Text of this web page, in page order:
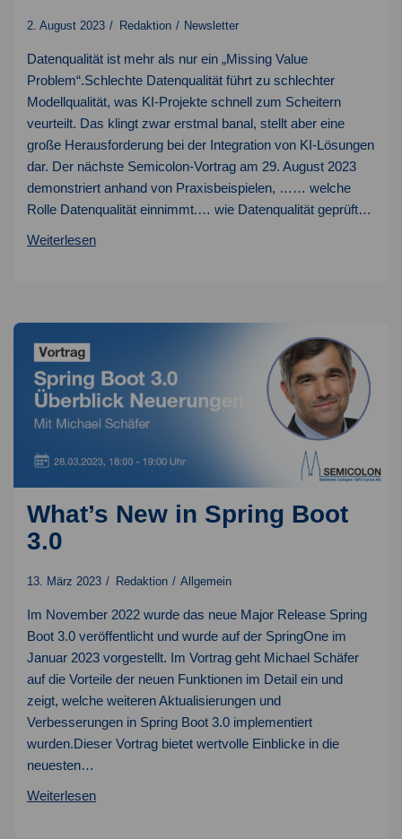
2. August 2023 Redaktion Newsletter
Datenqualität ist mehr als nur ein „Missing Value
Problem“.Schlechte Datenqualität führt zu schlechter
Modellqualität, was KI-Projekte schnell zum Scheitern
veurteilt. Das klingt zwar erstmal banal, stellt aber eine
große Herausforderung bei der Integration von KI-Lösungen
dar. Der nächste Semicolon-Vortrag am 29. August 2023
demonstriert anhand von Praxisbeispielen, …… welche
Rolle Datenqualität einnimmt.… wie Datenqualität geprüft…
WeiterlesenDatenqualität
erfolgreiche
Projekte
What’s New in Spring Boot
3.0
13. März 2023 Redaktion Allgemein
Im November 2022 wurde das neue Major Release Spring
Boot 3.0 veröffentlicht und wurde auf der SpringOne im
Januar 2023 vorgestellt. Im Vortrag geht Michael Schäfer
auf die Vorteile der neuen Funktionen im Detail ein und
zeigt, welche weiteren Aktualisierungen und
Verbesserungen in Spring Boot 3.0 implementiert
wurden.Dieser Vortrag bietet wertvolle Einblicke in die
neuesten…
WeiterlesenWhat’s